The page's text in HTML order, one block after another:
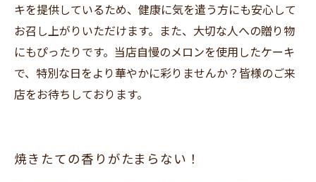
キを提供しているため、健康に気を遣う方にも安心して
お召し上がりいただけます。また、大切な人への贈り物
にもぴったりです。当店自慢のメロンを使用したケーキ
で、特別な日をより華やかに彩りませんか？皆様のご来
店をお待ちしております。
焼きたての香りがたまらない！